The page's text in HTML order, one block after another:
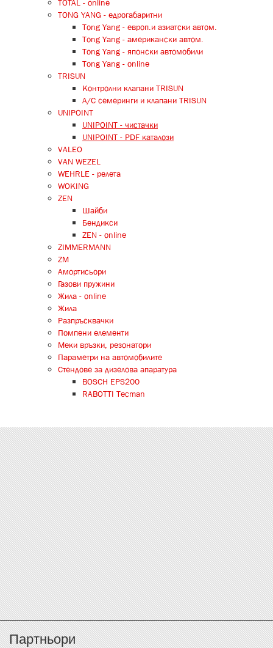
TOTAL - online
TONG YANG - едрогабаритни
Tong Yang - европ.и азиатски автом.
Tong Yang - американски автом.
Tong Yang - японски автомобили
Tong Yang - online
TRISUN
Контролни клапани TRISUN
A/C семеринги и клапани TRISUN
UNIPOINT
UNIPOINT - чистачки
UNIPOINT - PDF каталози
VALEO
VAN WEZEL
WEHRLE - релета
WOKING
ZEN
Шайби
Бендикси
ZEN - online
ZIMMERMANN
ZM
Амортисьори
Газови пружини
Жила - online
Жила
Разпръсквачки
Помпени елементи
Меки връзки, резонатори
Параметри на автомобилитe
Стендове за дизелова апаратура
BOSCH EPS200
RABOTTI Tecman
Партньори